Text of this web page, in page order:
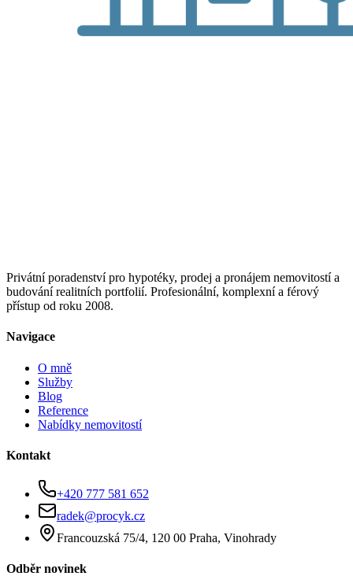
Privátní poradenství pro hypotéky, prodej a pronájem nemovitostí a
budování realitních portfolií. Profesionální, komplexní a férový
přístup od roku 2008.
Navigace
O mně
Služby
Blog
Reference
Nabídky nemovitostí
Kontakt
+420 777 581 652
radek@procyk.cz
Francouzská 75/4, 120 00 Praha, Vinohrady
Odběr novinek